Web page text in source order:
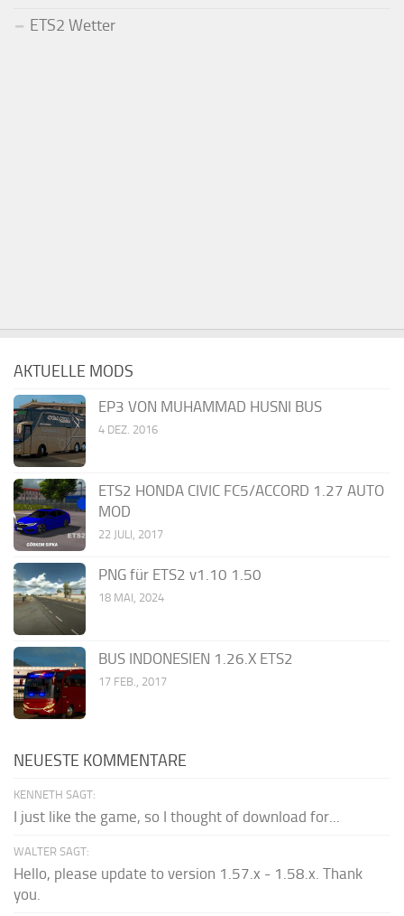
ETS2 Wetter
AKTUELLE MODS
EP3 VON MUHAMMAD HUSNI BUS
4 DEZ. 2016
ETS2 HONDA CIVIC FC5/ACCORD 1.27 AUTO
MOD
22 JULI, 2017
PNG für ETS2 v1.10 1.50
18 MAI, 2024
BUS INDONESIEN 1.26.X ETS2
17 FEB., 2017
NEUESTE KOMMENTARE
KENNETH SAGT:
I just like the game, so I thought of download for...
WALTER SAGT:
Hello, please update to version 1.57.x - 1.58.x. Thank
you.